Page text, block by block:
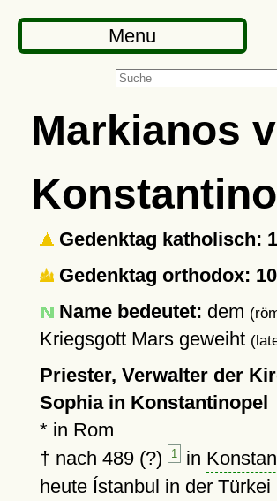
Menu
Markianos
Gedenktag katholisch:
Gedenktag orthodox:
Name bedeutet: dem
Kriegsgott Mars geweiht
Priester, Verwalter der
Sophia in Konstantinopel
* in Rom
† nach 489 (?) 1 in
heute Ístanbul in der Türkei